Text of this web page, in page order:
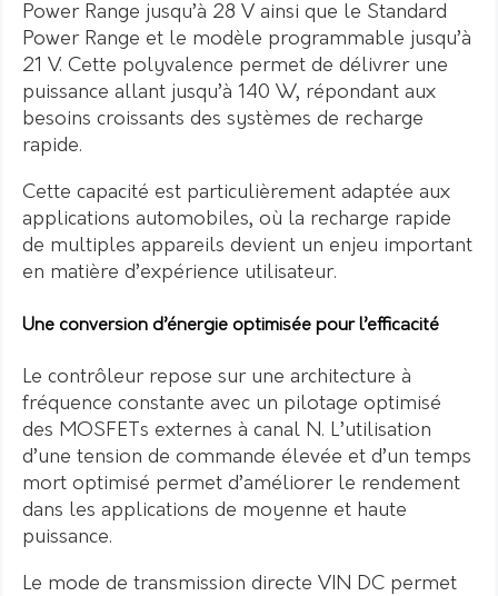
Power Range jusqu’à 28 V ainsi que le Standard
Power Range et le modèle programmable jusqu’à
21 V. Cette polyvalence permet de délivrer une
puissance allant jusqu’à 140 W, répondant aux
besoins croissants des systèmes de recharge
rapide.
Cette capacité est particulièrement adaptée aux
applications automobiles, où la recharge rapide
de multiples appareils devient un enjeu important
en matière d’expérience utilisateur.
Une conversion d’énergie optimisée pour l’efficacité
Le contrôleur repose sur une architecture à
fréquence constante avec un pilotage optimisé
des MOSFETs externes à canal N. L’utilisation
d’une tension de commande élevée et d’un temps
mort optimisé permet d’améliorer le rendement
dans les applications de moyenne et haute
puissance.
Le mode de transmission directe VIN DC permet